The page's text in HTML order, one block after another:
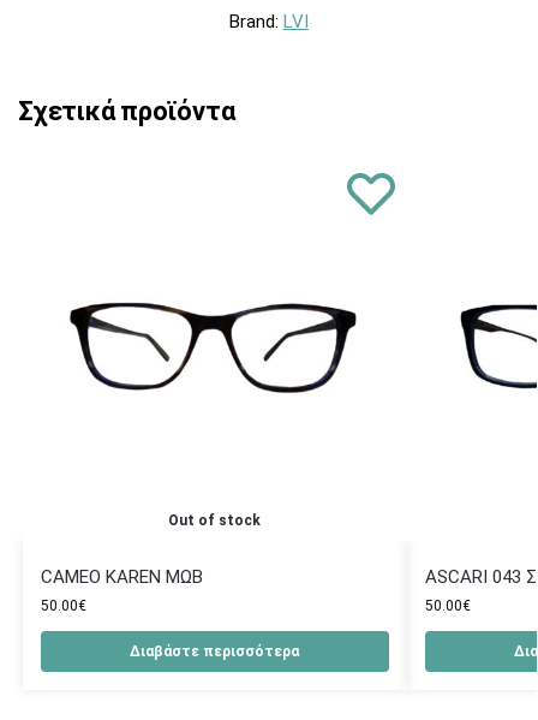
Brand: LVI
Σχετικά προϊόντα
Out of stock
CAMEO KAREN ΜΩΒ
50.00€
Διαβάστε περισσότερα
ASCARI 043
50.00€